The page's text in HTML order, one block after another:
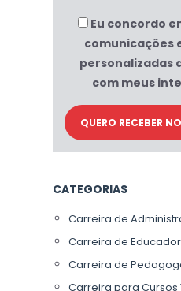
Eu concordo
comunicações
personalizadas
com meus
CATEGORIAS
Carreira de
Carreira de
Carreira de
Carreira para